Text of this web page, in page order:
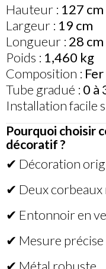
Hauteur : 127 cm
Largeur : 19 cm
Longueur : 28 cm
Poids : 1,460 kg
Composition :
Tube gradué : 0 à
Installation facile
Pourquoi choisir
décoratif ?
✔ Décoration
✔ Deux
✔ Entonnoir en
✔ Mesure
✔ Métal robuste